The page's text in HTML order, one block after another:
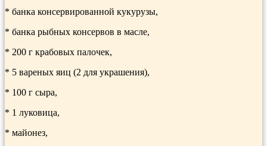
* банка консервированной кукурузы,
* банка рыб­ных консервов в масле,
* 200 г крабовых палочек,
* 5 вареных яиц (2 для украшения),
* 100 г сыра,
* 1 луковица,
* майонез,